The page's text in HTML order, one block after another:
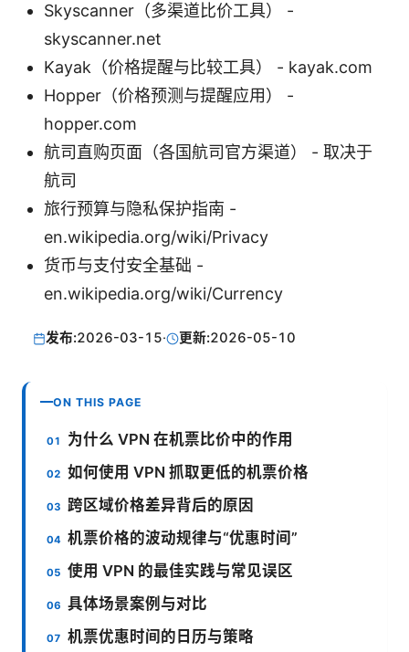
Skyscanner（多渠道比价工具） -
skyscanner.net
Kayak（价格提醒与比较工具） - kayak.com
Hopper（价格预测与提醒应用） -
hopper.com
航司直购页面（各国航司官方渠道） - 取决于
航司
旅行预算与隐私保护指南 -
en.wikipedia.org/wiki/Privacy
货币与支付安全基础 -
en.wikipedia.org/wiki/Currency
发布:2026-03-15· 更新:2026-05-10
ON THIS PAGE
为什么 VPN 在机票比价中的作用
如何使用 VPN 抓取更低的机票价格
跨区域价格差异背后的原因
机票价格的波动规律与“优惠时间”
使用 VPN 的最佳实践与常见误区
具体场景案例与对比
机票优惠时间的日历与策略